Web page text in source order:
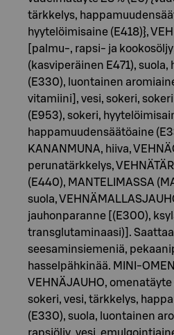
tärkkelys,
hyytelöimisaine (E418)},
[palmu-, rapsi- ja
(kasviperäinen E471),
(E330), luontainen
vitamiini], vesi, sokeri,
(E953), sokeri,
happamuudensäätöaine
KANANMUNA, hiiva,
perunatärkkelys,
(E440), MANTELIMASSA
suola,
jauhonparanne [(E300),
transglutaminaasi)].
seesaminsiemeniä,
hasselpähkinää. MINI-
VEHNÄJAUHO, omenatäyte
sokeri, vesi, tärkkelys,
(E330), suola, luontainen
rapsiöljy, vesi,